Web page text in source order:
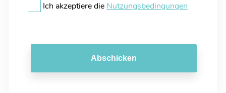
Ich akzeptiere die Nutzungsbedingungen
Abschicken